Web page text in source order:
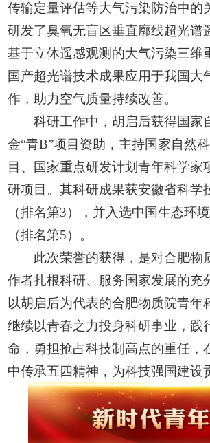
传输定量评估等大气污染防治中的
研发了臭氧无盲区垂直廓线超光谱
基于立体遥感观测的大气污染三维
国产超光谱技术成果应用于我国大
作，助力空气质量持续改善。
科研工作中，胡启后获得国家
金“青B”项目资助，主持国家自然
目、国家重点研发计划青年科学家
研项目。其科研成果获安徽省科学
（排名第3），并入选中国生态环
（排名第5）。
此次荣誉的获得，是对合肥物
作者扎根科研、服务国家发展的充
以胡启后为代表的合肥物质院青年
继续以青春之力投身科研事业，践
命，勇担抢占科技制高点的重任，
中传承五四精神，为科技强国建设